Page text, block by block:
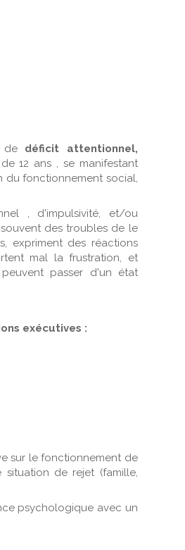
de déficit attentionnel,
12 ans , se manifestant
du fonctionnement social,
, d'impulsivité, et/ou
des troubles de le
expriment des réactions
mal la frustration, et
passer d'un état
exécutives :
sur le fonctionnement de
de rejet (famille,
psychologique avec un